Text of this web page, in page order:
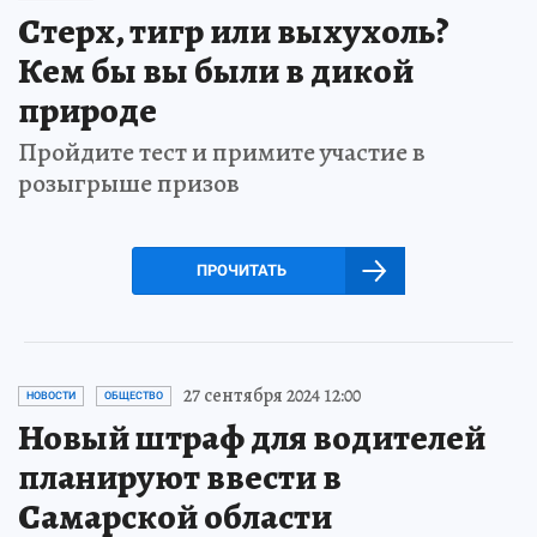
Стерх, тигр или выхухоль?
Кем бы вы были в дикой
природе
Пройдите тест и примите участие в
розыгрыше призов
ПРОЧИТАТЬ
НОВОСТИ ОБЩЕСТВО 27 сентября 2024 12:00
Новый штраф для водителей
планируют ввести в
Самарской области